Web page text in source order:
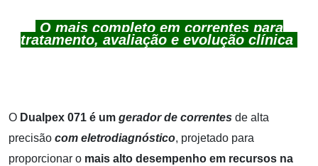
O mais completo em correntes para
tratamento, avaliação e evolução clínica
O Dualpex 071 é um gerador de correntes de alta
precisão com eletrodiagnóstico, projetado para
proporcionar o mais alto desempenho em recursos na